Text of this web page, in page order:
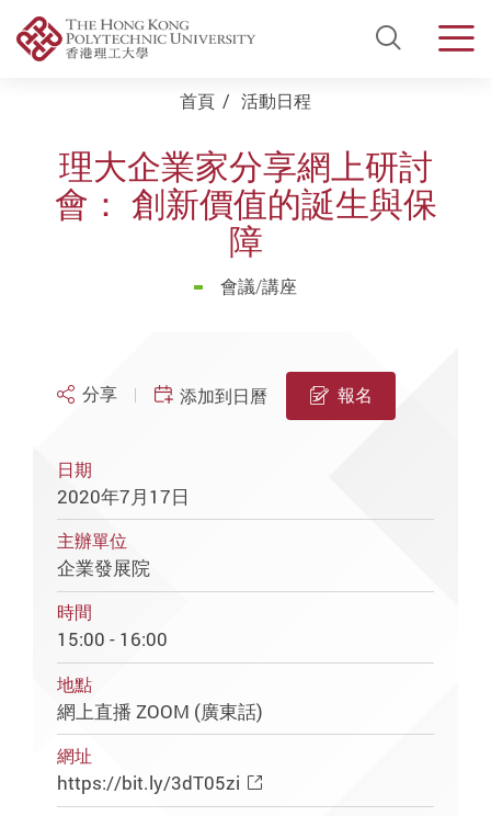
Open
首頁 活動日程
理大企業家分享網上研討
會： 創新價值的誕生與保
障
會議/講座
分享 添加到日曆 報名
日期
2020年7月17日
主辦單位
企業發展院
時間
15:00 - 16:00
地點
網上直播 ZOOM (廣東話)
網址
https://bit.ly/3dT05zi